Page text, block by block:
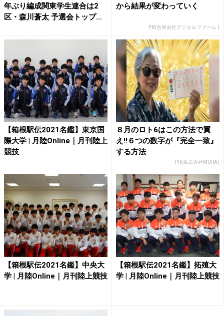
年ぶり編成関東学生連合は2
区・森川蒼太 予選会トップ...
から結果が変わっていく
PR(合同会社デジタルファーム )
【箱根駅伝2021名鑑】東京国
際大学 | 月陸Online｜月刊陸上
競技
８月のロト6はこの方法で買
え!!６つの数字が『完全一致』
する方法
PR(株式会社MURA)
【箱根駅伝2021名鑑】中央大
学 | 月陸Online｜月刊陸上競技
【箱根駅伝2021名鑑】拓殖大
学 | 月陸Online｜月刊陸上競技